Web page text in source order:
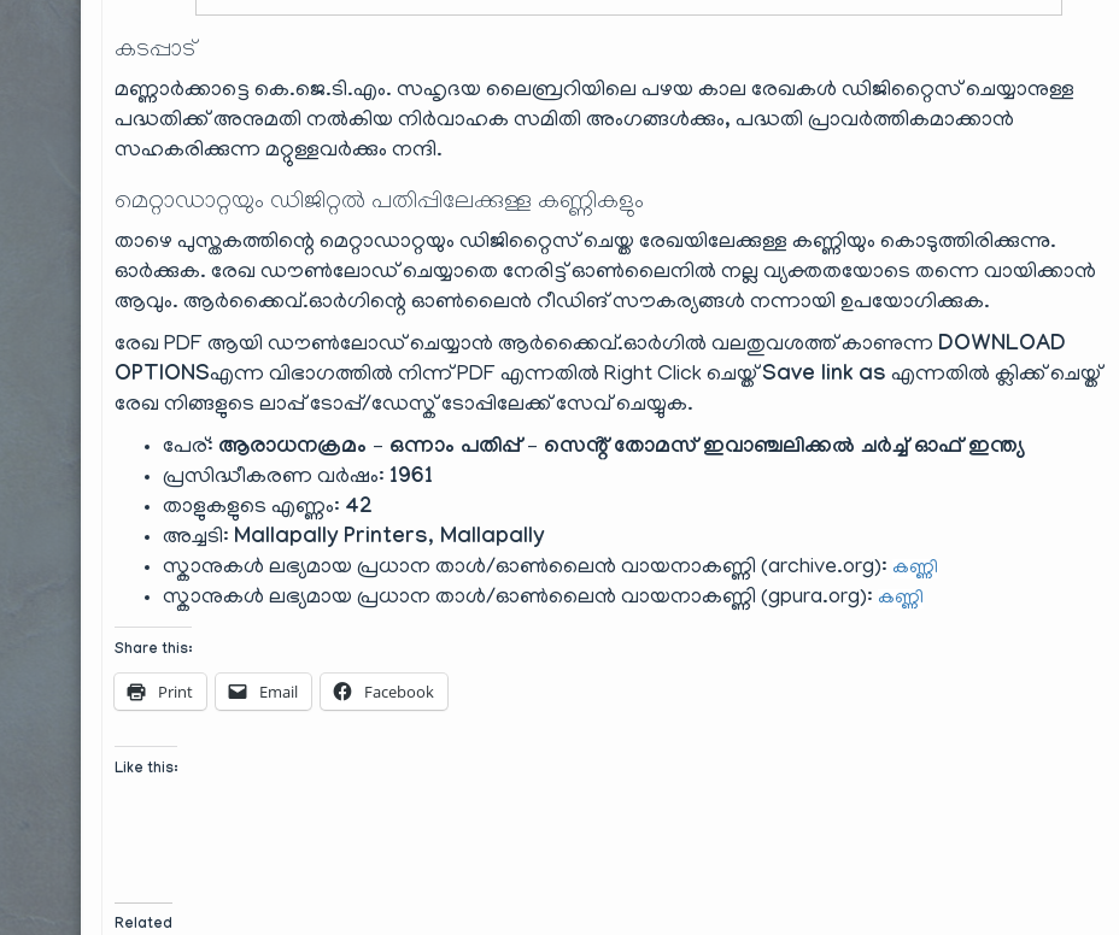
കടപ്പാട്
മണ്ണാർക്കാട്ടെ കെ.ജെ.ടി.എം. സഹൃദയ ലൈബ്രറിയിലെ പഴയ കാല രേഖകൾ ഡിജിറ്റൈസ് ചെയ്യാനുള്ള
പദ്ധതിക്ക് അനുമതി നൽകിയ നിര്‍വാഹക സമിതി അംഗങ്ങൾക്കും, പദ്ധതി പ്രാവർത്തികമാക്കാൻ
സഹകരിക്കുന്ന മറ്റുള്ളവർക്കും നന്ദി.
മെറ്റാഡാറ്റയും ഡിജിറ്റൽ പതിപ്പിലേക്കുള്ള കണ്ണികളും
താഴെ പുസ്തകത്തിന്റെ മെറ്റാഡാറ്റയും ഡിജിറ്റൈസ് ചെയ്ത രേഖയിലേക്കുള്ള കണ്ണിയും കൊടുത്തിരിക്കുന്നു.
ഓർക്കുക. രേഖ ഡൗൺലോഡ് ചെയ്യാതെ നേരിട്ട് ഓൺലൈനിൽ നല്ല വ്യക്തതയോടെ തന്നെ വായിക്കാൻ
ആവും. ആർക്കൈവ്.ഓർഗിന്റെ ഓൺലൈൻ റീഡിങ് സൗകര്യങ്ങൾ നന്നായി ഉപയോഗിക്കുക.
രേഖ PDF ആയി ഡൗൺലോഡ് ചെയ്യാൻ ആർക്കൈവ്.ഓർഗിൽ വലതുവശത്ത് കാണുന്ന DOWNLOAD
OPTIONSഎന്ന വിഭാഗത്തിൽ നിന്ന് PDF എന്നതിൽ Right Click ചെയ്ത്Save link as എന്നതിൽ ക്ലിക്ക് ചെയ്ത്
രേഖ നിങ്ങളുടെ ലാപ്പ് ടോപ്പ്/ഡേസ്ക് ടോപ്പിലേക്ക് സേവ് ചെയ്യുക.
പേര്: ആരാധനക്രമം – ഒന്നാം പതിപ്പ് – സെൻ്റ് തോമസ് ഇവാഞ്ചലിക്കൽ ചർച്ച് ഓഫ് ഇന്ത്യ
പ്രസിദ്ധീകരണ വർഷം: 1961
താളുകളുടെ എണ്ണം: 42
അച്ചടി: Mallapally Printers, Mallapally
സ്കാനുകൾ ലഭ്യമായ പ്രധാന താൾ/ഓൺലൈൻ വായനാകണ്ണി (archive.org): കണ്ണി
സ്കാനുകൾ ലഭ്യമായ പ്രധാന താൾ/ഓൺലൈൻ വായനാകണ്ണി (gpura.org): കണ്ണി
Share this:
Print Email Facebook
Like this:
Related